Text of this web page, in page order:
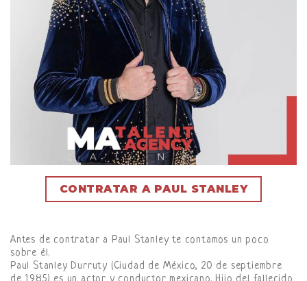
CONTRATAR A PAUL STANLEY
Antes de contratar a Paul Stanley te contamos un poco
sobre él.
Paul Stanley Durruty (Ciudad de México, 20 de septiembre